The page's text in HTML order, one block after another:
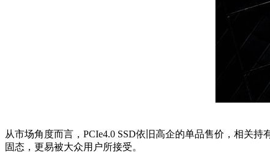
从市场角度而言，PCIe4.0 SSD依旧高企的单品售价，相关
固态，更易被大众用户所接受。